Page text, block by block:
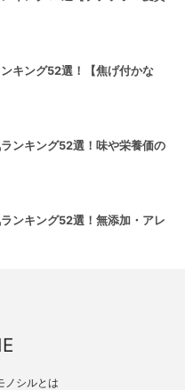
キング52選！【焦げ付かな
ンキング52選！味や栄養価の
ンキング52選！無添加・アレ
ノシルとは